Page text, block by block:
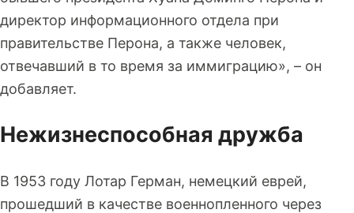
директор информационного отдела при
правительстве Перона, а также человек,
отвечавший в то время за иммиграцию», – он
добавляет.
Нежизнеспособная дружба
В 1953 году Лотар Герман, немецкий еврей,
прошедший в качестве военнопленного через